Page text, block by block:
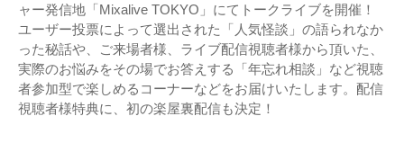
ャー発信地「Mixalive TOKYO」にてトークライブを開催！
ユーザー投票によって選出された「人気怪談」の語られなか
った秘話や、ご来場者様、ライブ配信視聴者様から頂いた、
実際のお悩みをその場でお答えする「年忘れ相談」など視聴
者参加型で楽しめるコーナーなどをお届けいたします。配信
視聴者様特典に、初の楽屋裏配信も決定！